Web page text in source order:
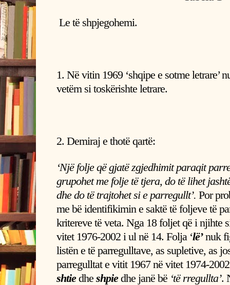
Le të shpjegohemi.
1. Në vitin 1969 ‘shqipe e sotme letrare’
vetëm si toskërishte letrare.
2. Demiraj e thotë qartë:
‘Një folje që gjatë zgjedhimit paraqit
grupohet me folje të tjera, do të lihet
dhe do të trajtohet si e parregullt’. Por
me bë identifikimin e saktë të foljeve të
kritereve të veta. Nga 18 foljet që i njihte
vitet 1976-2002 i ul në 14. Folja ‘lë’nuk
listën e të parregulltave, as supletive, as
parregulltat e vitit 1967 në vitet 1974-
shtie dhe shpiedhe janë bë ‘të rregullta’.